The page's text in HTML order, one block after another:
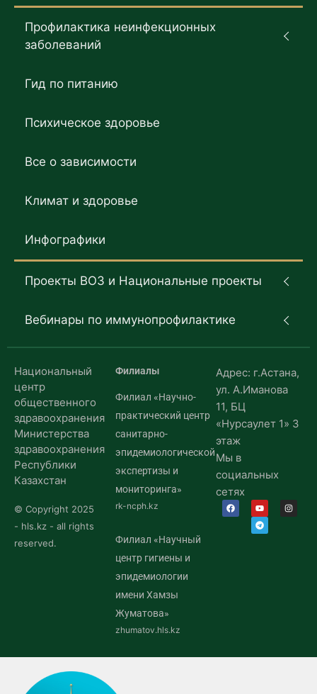
Профилактика неинфекционных
заболеваний
Гид по питанию
Психическое здоровье
Все о зависимости
Климат и здоровье
Инфографики
Проекты ВОЗ и Национальные проекты
Вебинары по иммунопрофилактике
Национальный
центр
общественного
здравоохранения
Министерства
здравоохранения
Республики
Казахстан
© Copyright 2025
- hls.kz - all rights
reserved.
Филиалы
Филиал «Научно-
практический центр
санитарно-
эпидемиологической
экспертизы и
мониторинга»
rk-ncph.kz
Филиал «Научный
центр гигиены и
эпидемиологии
имени Хамзы
Жуматова»
zhumatov.hls.kz
Адрес: г.Астана,
ул. А.Иманова
11, БЦ
«Нурсаулет 1» 3
этаж
Мы в
социальных
сетях